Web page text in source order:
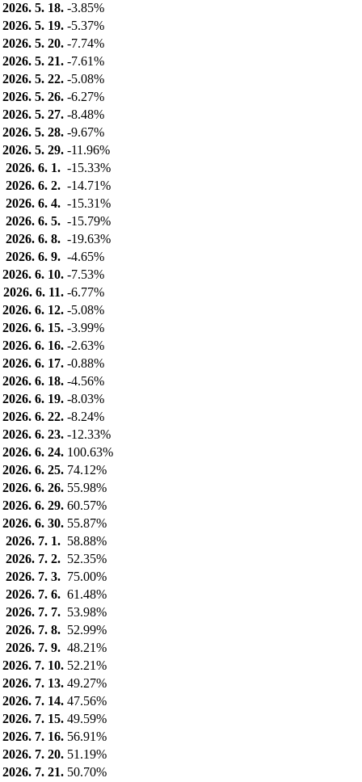
2026. 5. 18. -3.85%
2026. 5. 19. -5.37%
2026. 5. 20. -7.74%
2026. 5. 21. -7.61%
2026. 5. 22. -5.08%
2026. 5. 26. -6.27%
2026. 5. 27. -8.48%
2026. 5. 28. -9.67%
2026. 5. 29. -11.96%
2026. 6. 1. -15.33%
2026. 6. 2. -14.71%
2026. 6. 4. -15.31%
2026. 6. 5. -15.79%
2026. 6. 8. -19.63%
2026. 6. 9. -4.65%
2026. 6. 10. -7.53%
2026. 6. 11. -6.77%
2026. 6. 12. -5.08%
2026. 6. 15. -3.99%
2026. 6. 16. -2.63%
2026. 6. 17. -0.88%
2026. 6. 18. -4.56%
2026. 6. 19. -8.03%
2026. 6. 22. -8.24%
2026. 6. 23. -12.33%
2026. 6. 24. 100.63%
2026. 6. 25. 74.12%
2026. 6. 26. 55.98%
2026. 6. 29. 60.57%
2026. 6. 30. 55.87%
2026. 7. 1. 58.88%
2026. 7. 2. 52.35%
2026. 7. 3. 75.00%
2026. 7. 6. 61.48%
2026. 7. 7. 53.98%
2026. 7. 8. 52.99%
2026. 7. 9. 48.21%
2026. 7. 10. 52.21%
2026. 7. 13. 49.27%
2026. 7. 14. 47.56%
2026. 7. 15. 49.59%
2026. 7. 16. 56.91%
2026. 7. 20. 51.19%
2026. 7. 21. 50.70%